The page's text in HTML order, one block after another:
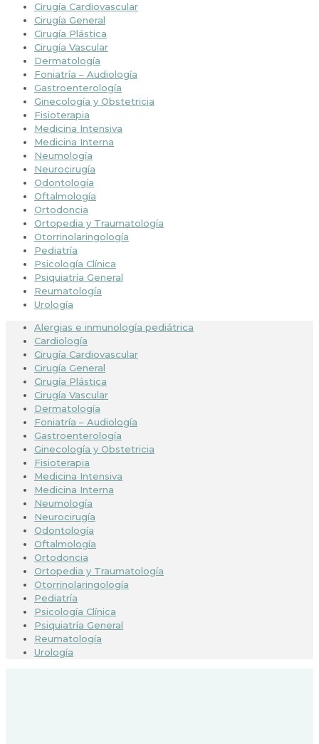
Cirugía Cardiovascular
Cirugía General
Cirugía Plástica
Cirugía Vascular
Dermatología
Foniatría – Audiología
Gastroenterología
Ginecología y Obstetricia
Fisioterapia
Medicina Intensiva
Medicina Interna
Neumología
Neurocirugía
Odontología
Oftalmología
Ortodoncia
Ortopedia y Traumatología
Otorrinolaringología
Pediatría
Psicología Clínica
Psiquiatría General
Reumatología
Urología
Alergias e inmunología pediátrica
Cardiología
Cirugía Cardiovascular
Cirugía General
Cirugía Plástica
Cirugía Vascular
Dermatología
Foniatría – Audiología
Gastroenterología
Ginecología y Obstetricia
Fisioterapia
Medicina Intensiva
Medicina Interna
Neumología
Neurocirugía
Odontología
Oftalmología
Ortodoncia
Ortopedia y Traumatología
Otorrinolaringología
Pediatría
Psicología Clínica
Psiquiatría General
Reumatología
Urología